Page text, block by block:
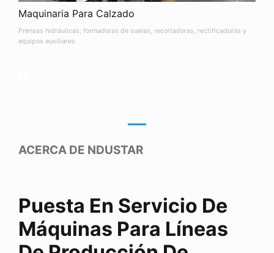
Maquinaria Para Calzado
Prensas hidráulicas, formadoras de suelas, recortadoras, rectificadoras y
equipos auxiliares
ACERCA DE NDUSTAR
Puesta En Servicio De
Máquinas Para Líneas